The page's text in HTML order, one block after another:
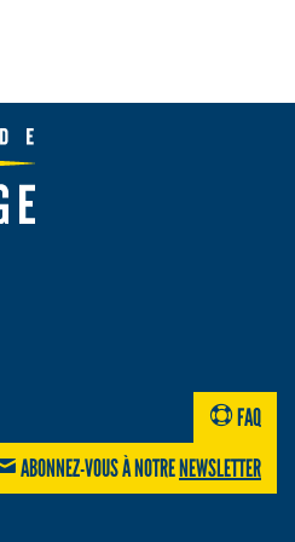
FAQ
ABONNEZ-VOUS À NOTRENEWSLETTER